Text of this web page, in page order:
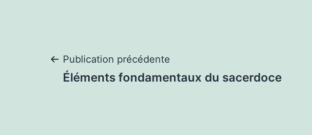
Navigation
Publication précédente
Éléments fondamentaux du sacerdoce